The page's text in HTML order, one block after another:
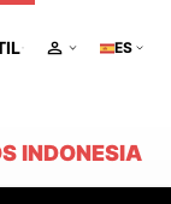
ES
INDONESIA